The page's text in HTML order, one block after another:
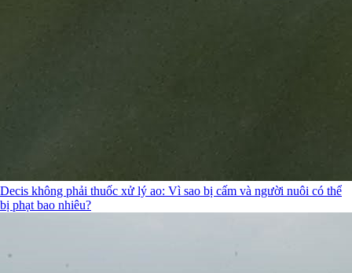
Decis không phải thuốc xử lý ao: Vì sao bị cấm và người nuôi có thể
bị phạt bao nhiêu?